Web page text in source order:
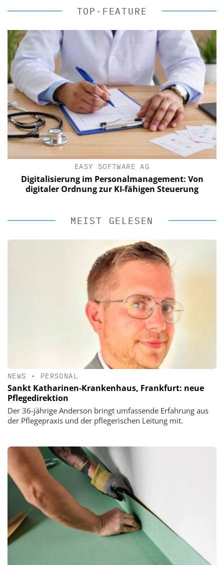
TOP-FEATURE
EASY SOFTWARE AG
Digitalisierung im Personalmanagement: Von
digitaler Ordnung zur KI-fähigen Steuerung
MEIST GELESEN
NEWS • PERSONAL
Sankt Katharinen-Krankenhaus, Frankfurt: neue
Pflegedirektion
Der 36-jährige Anderson bringt umfassende Erfahrung aus
der Pflegepraxis und der pflegerischen Leitung mit.